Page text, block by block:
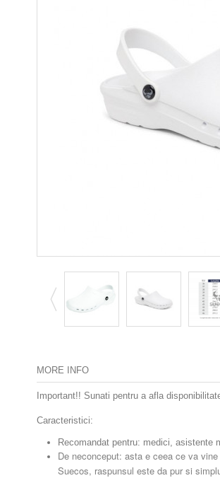
MORE INFO
Important!! Sunati pentru a afla
Caracteristici:
Recomandat pentru: medici, asistente
De neconceput: asta e ceea ce va
Suecos, raspunsul este da pur si